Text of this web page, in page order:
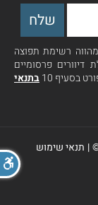
רשימת תפוצה
דיוורים פרסומיים
בסעיף 10
בתנאי
| תנאי שימוש